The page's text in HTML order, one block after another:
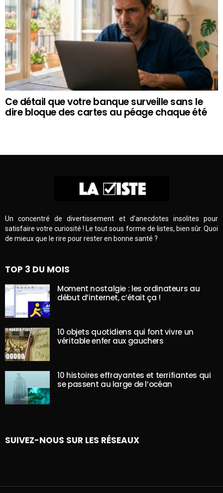
Ce détail que votre banque surveille sans le
dire bloque des cartes au péage chaque été
Un concentré de divertissement et d’anecdotes insolites pour
satisfaire votre curiosité ! Le tout sous forme de listes, bien sûr. Quoi
de mieux que le rire pour rester en bonne santé ?
TOP 3 DU MOIS
Moment nostalgie : les ordinateurs au
début d’internet, c’était ça !
10 objets quotidiens qui font vivre un
véritable enfer aux gauchers
10 histoires effrayantes et terrifiantes qui
se passent au large de l’océan
SUIVEZ-NOUS SUR LES RÉSEAUX